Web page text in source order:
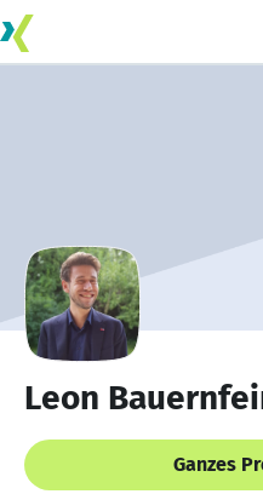
Leon
Ganzes